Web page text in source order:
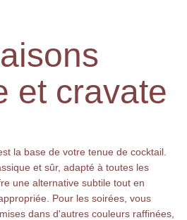
et cravate
la base de votre tenue de cocktail.
et sûr, adapté à toutes les
une alternative subtile tout en
Pour les soirées, vous
dans d'autres couleurs raffinées,